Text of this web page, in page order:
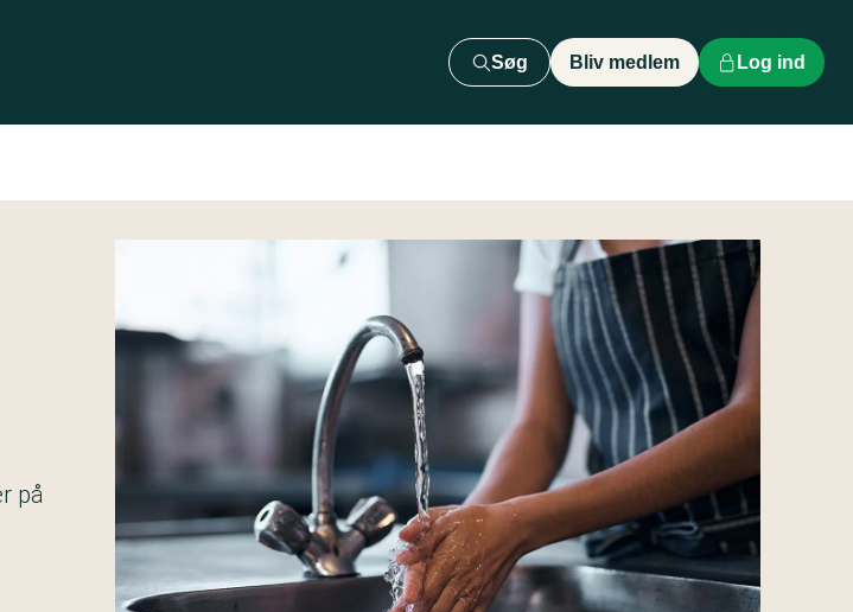
Søg Bliv medlem Log ind
på